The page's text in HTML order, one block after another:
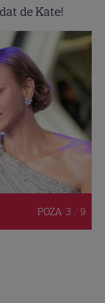
de Kate!
POZA 3 / 9